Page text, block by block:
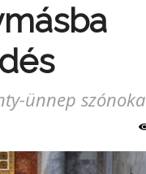
ünnep szónoka